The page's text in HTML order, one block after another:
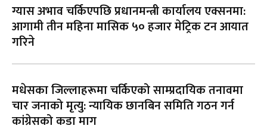
ग्यास अभाव चर्किएपछि प्रधानमन्त्री कार्यालय एक्सनमा:
आगामी तीन महिना मासिक ५० हजार मेट्रिक टन आयात
गरिने
मधेसका जिल्लाहरूमा चर्किएको साम्प्रदायिक तनावमा
चार जनाको मृत्यु: न्यायिक छानबिन समिति गठन गर्न
कांग्रेसको कडा माग